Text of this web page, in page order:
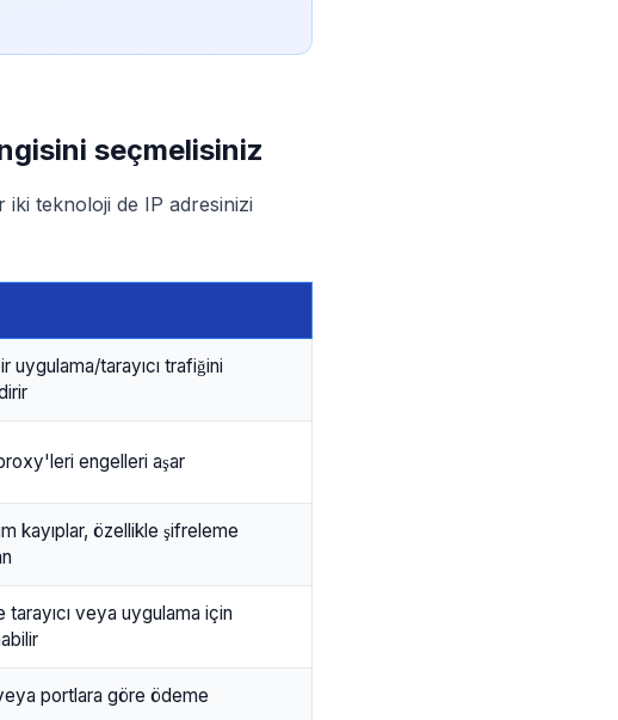
seçmelisiniz
iki teknoloji de IP adresinizi
uygulama/tarayıcı trafiğini
engelleri aşar
kayıplar, özellikle şifreleme
tarayıcı veya uygulama için
portlara göre ödeme